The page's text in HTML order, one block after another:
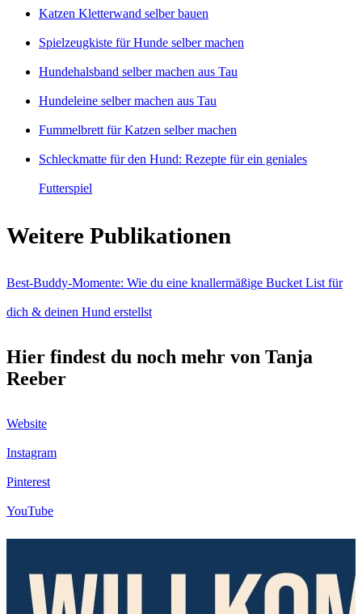
Katzen Kletterwand selber bauen
Spielzeugkiste für Hunde selber machen
Hundehalsband selber machen aus Tau
Hundeleine selber machen aus Tau
Fummelbrett für Katzen selber machen
Schleckmatte für den Hund: Rezepte für ein geniales
Futterspiel
Weitere Publikationen
Best-Buddy-Momente: Wie du eine knallermäßige Bucket List für
dich & deinen Hund erstellst
Hier findest du noch mehr von Tanja
Reeber
Website
Instagram
Pinterest
YouTube